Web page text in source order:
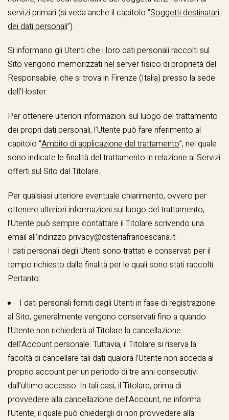
servizi primari (si veda anche il capitolo “Soggetti destinatari
dei dati personali”).
Si informano gli Utenti che i loro dati personali raccolti sul
Sito vengono memorizzati nel server fisico di proprietà del
Responsabile, che si trova in Firenze (Italia) presso la sede
dell’Hoster.
Per ottenere ulteriori informazioni sul luogo del trattamento
dei propri dati personali, l’Utente può fare riferimento al
capitolo “Ambito di applicazione del trattamento”, nel quale
sono indicate le finalità del trattamento in relazione ai Servizi
offerti sul Sito dal Titolare.
Per qualsiasi ulteriore eventuale chiarimento, ovvero per
ottenere ulteriori informazioni sul luogo del trattamento,
l’Utente può sempre contattare il Titolare scrivendo una
email all’indirizzo privacy@osteriafrancescana.it.
I dati personali degli Utenti sono trattati e conservati per il
tempo richiesto dalle finalità per le quali sono stati raccolti.
Pertanto:
I dati personali forniti dagli Utenti in fase di registrazione
al Sito, generalmente vengono conservati fino a quando
l’Utente non richiederà al Titolare la cancellazione
dell’Account personale. Tuttavia, il Titolare si riserva la
facoltà di cancellare tali dati qualora l’Utente non acceda al
proprio account per un periodo di tre anni consecutivi
dall’ultimo accesso. In tali casi, il Titolare, prima di
provvedere alla cancellazione dell’Account, ne informa
l’Utente, il quale può chiedergli di non provvedere alla